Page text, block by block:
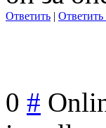
Ответить | Ответить
0 #